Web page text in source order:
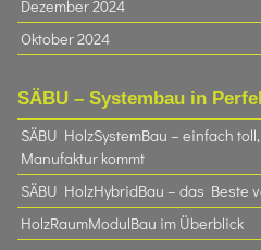
Dezember 2024
Oktober 2024
SÄBU – Systembau in
SÄBU HolzSystemBau – einfach
Manufaktur kommt
SÄBU HolzHybridBau – das Beste
HolzRaumModulBau im Überblick